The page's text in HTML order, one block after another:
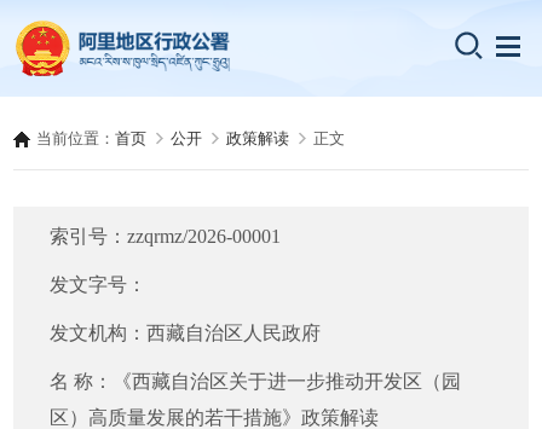
当前位置：首页 公开 政策解读 正文
索引号：zzqrmz/2026-00001
发文字号：
发文机构：西藏自治区人民政府
名 称：
《西藏自治区关于进一步推动开发区（园
区）高质量发展的若干措施》政策解读